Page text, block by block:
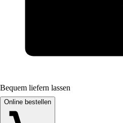
Bequem liefern lassen
Online bestellen